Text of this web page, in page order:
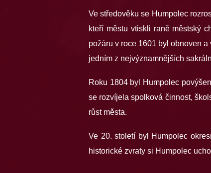
Ve středověku se Humpolec
kteří městu vtiskli raně městský
požáru v roce 1601 byl obnoven
jedním z nejvýznamnějších
Roku 1804 byl Humpolec
se rozvíjela spolková činnost,
růst města.
Ve 20. století byl Humpolec
historické zvraty si Humpolec